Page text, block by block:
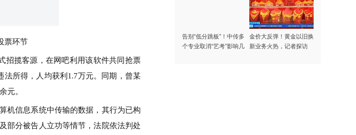
票环节
揽客源，在网吧利用该软件共同抢票
法所得，人均获利1.7万元。同期，曾某
元。
信息系统中传输的数据，其行为已构
部分被告人立功等情节，法院依法判处
告别“低分跳板”！中传多
个专业取消“艺考”影响几
金价大反弹！黄金以旧换
新业务火热，记者探访